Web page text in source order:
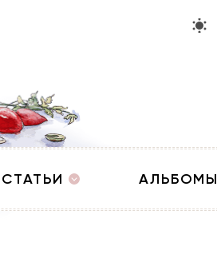
СТАТЬИ АЛЬБОМЫ